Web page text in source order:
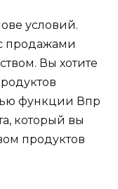
условий.
продажами
Вы хотите
функции Впр
который вы
продуктов